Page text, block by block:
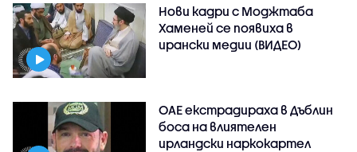
Нови кадри с Моджтаба
Хаменей се появиха в
ирански медии (ВИДЕО)
ОАЕ екстрадираха в Дъблин
боса на влиятелен
ирландски наркокартел